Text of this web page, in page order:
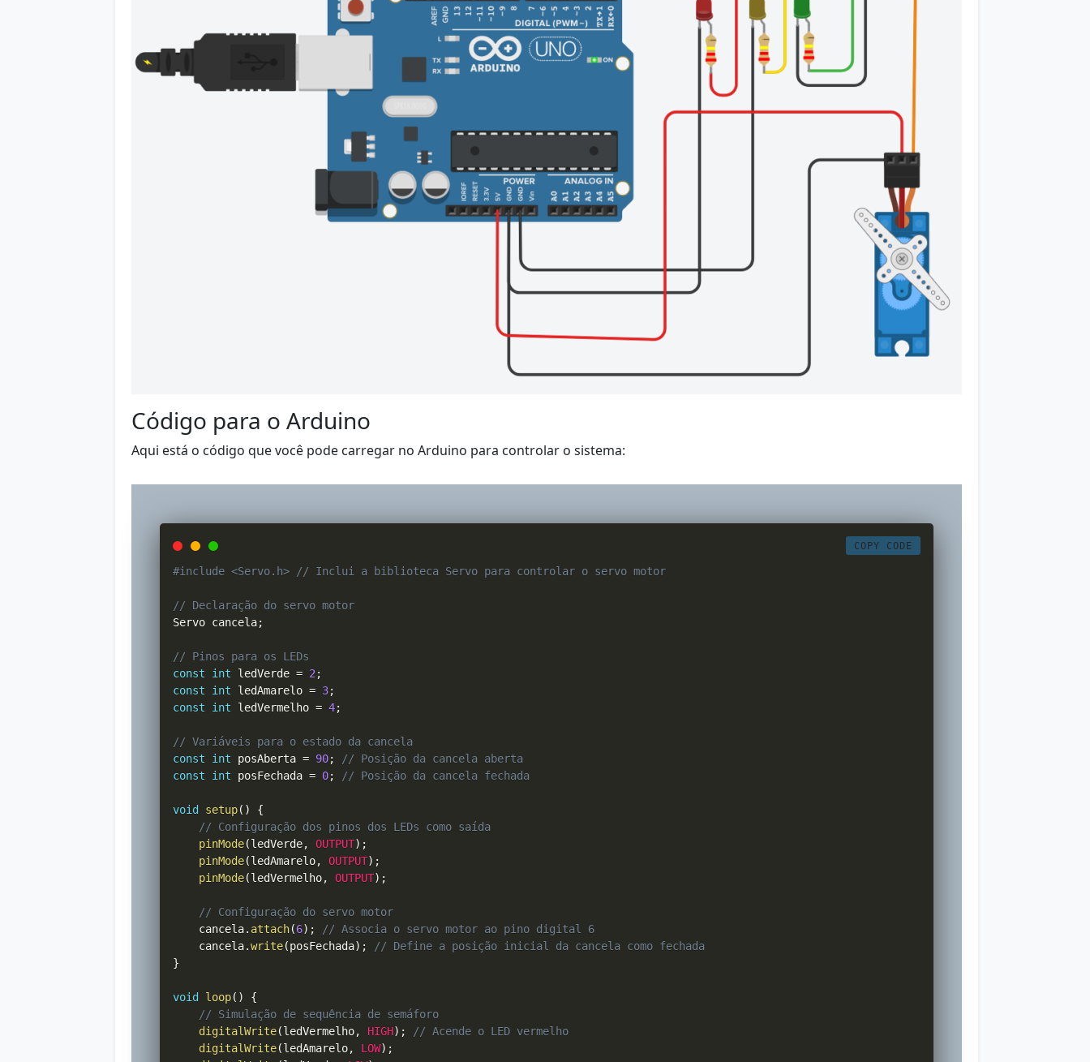
Código para o Arduino
Aqui está o código que você pode carregar no Arduino para controlar o sistema:
COPY CODE
#include <Servo.h> // Inclui a biblioteca Servo para controlar o servo motor
// Declaração do servo motor
Servo cancela;
// Pinos para os LEDs
const
int ledVerde = 2 ;
const
int ledAmarelo = 3;
const
int ledVermelho = 4;
// Variáveis para o estado da cancela
const
int posAberta = 90;
// Posição da cancela aberta
const
int posFechada = 0; // Posição da cancela fechada
void setup( )
{
// Configuração dos pinos dos LEDs como saída
pinMode(ledVerde, OUTPUT) ;
pinMode(ledAmarelo, OUTPUT) ;
pinMode(ledVermelho, OUTPUT) ;
// Configuração do servo motor
    cancela
. attach(6) ;
// Associa o servo motor ao pino digital 6
    cancela
.write(posFechada) ;
// Define a posição inicial da cancela como fechada
}
void loop( )
{
// Simulação de sequência de semáforo
digitalWrite(ledVermelho, HIGH) ;
// Acende o LED vermelho
digitalWrite(ledAmarelo, LOW) ;